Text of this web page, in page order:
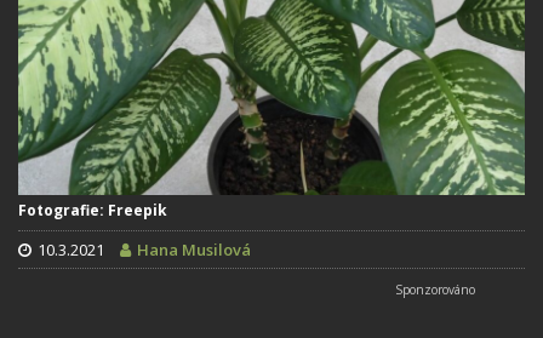
Fotografie: Freepik
10.3.2021 Hana Musilová